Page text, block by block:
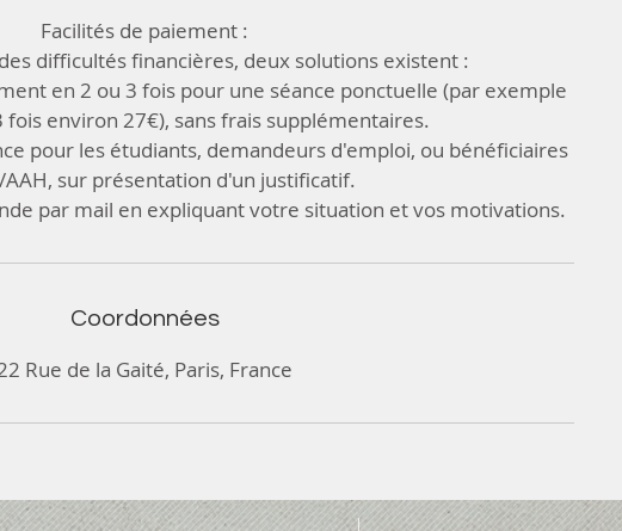
Facilités de paiement :
difficultés financières, deux solutions existent :
en 2 ou 3 fois pour une séance ponctuelle (par exemple
fois environ 27€), sans frais supplémentaires.
pour les étudiants, demandeurs d'emploi, ou bénéficiaires
AAH, sur présentation d'un justificatif.
par mail en expliquant votre situation et vos motivations.
Coordonnées
Rue de la Gaité, Paris, France